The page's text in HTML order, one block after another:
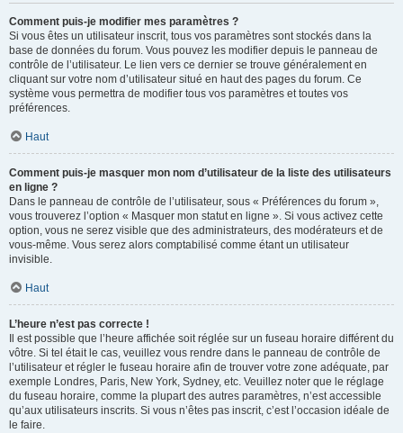
Comment puis-je modifier mes paramètres ?
Si vous êtes un utilisateur inscrit, tous vos paramètres sont stockés dans la
base de données du forum. Vous pouvez les modifier depuis le panneau de
contrôle de l’utilisateur. Le lien vers ce dernier se trouve généralement en
cliquant sur votre nom d’utilisateur situé en haut des pages du forum. Ce
système vous permettra de modifier tous vos paramètres et toutes vos
préférences.
Haut
Comment puis-je masquer mon nom d’utilisateur de la liste des utilisateurs
en ligne ?
Dans le panneau de contrôle de l’utilisateur, sous « Préférences du forum »,
vous trouverez l’option « Masquer mon statut en ligne ». Si vous activez cette
option, vous ne serez visible que des administrateurs, des modérateurs et de
vous-même. Vous serez alors comptabilisé comme étant un utilisateur
invisible.
Haut
L’heure n’est pas correcte !
Il est possible que l’heure affichée soit réglée sur un fuseau horaire différent du
vôtre. Si tel était le cas, veuillez vous rendre dans le panneau de contrôle de
l’utilisateur et régler le fuseau horaire afin de trouver votre zone adéquate, par
exemple Londres, Paris, New York, Sydney, etc. Veuillez noter que le réglage
du fuseau horaire, comme la plupart des autres paramètres, n’est accessible
qu’aux utilisateurs inscrits. Si vous n’êtes pas inscrit, c’est l’occasion idéale de
le faire.